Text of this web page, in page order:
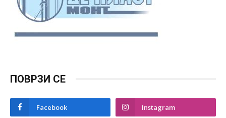
ПОВРЗИ СЕ
Facebook Instagram